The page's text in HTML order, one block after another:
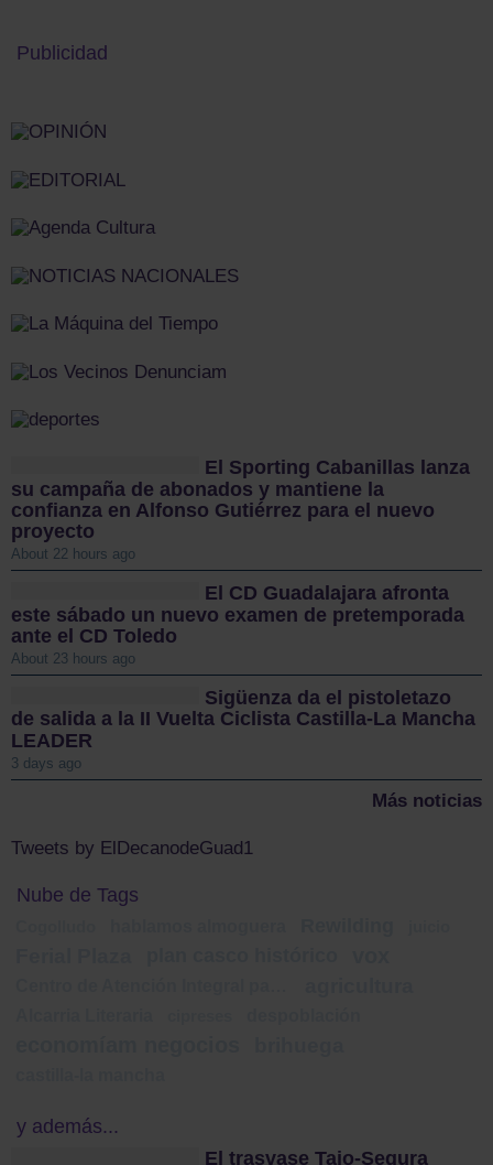
Publicidad
El Sporting Cabanillas lanza
su campaña de abonados y mantiene la
confianza en Alfonso Gutiérrez para el nuevo
proyecto
About 22 hours ago
El CD Guadalajara afronta
este sábado un nuevo examen de pretemporada
ante el CD Toledo
About 23 hours ago
Sigüenza da el pistoletazo
de salida a la II Vuelta Ciclista Castilla-La Mancha
LEADER
3 days ago
Más noticias
Tweets by ElDecanodeGuad1
Nube de Tags
y además...
El trasvase Tajo-Segura